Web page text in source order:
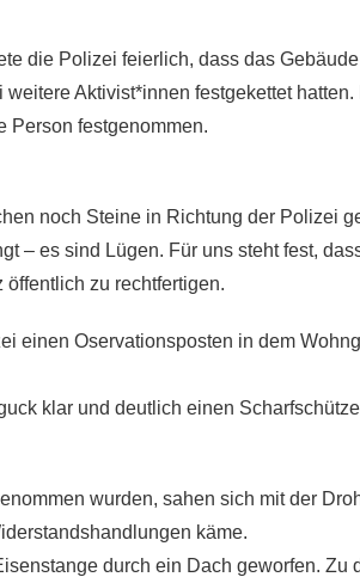
die Polizei feierlich, dass das
Aktivist*innen festgekettet hatten.
Person festgenommen.
noch Steine in Richtung der Polizei
– es sind Lügen. Für uns steht fest,
zu rechtfertigen.
einen Oservationsposten in dem
klar und deutlich einen
wurden, sahen sich mit der
käme.
durch ein Dach geworfen. Zu